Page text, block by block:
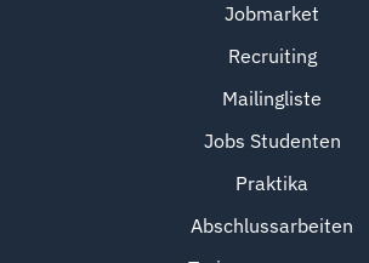
Jobmarket
Recruiting
Mailingliste
Jobs Studenten
Praktika
Abschlussarbeiten